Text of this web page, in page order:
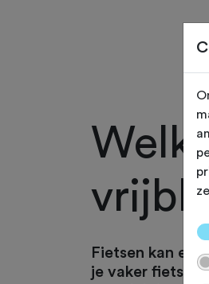
Fietsen kan
je vaker